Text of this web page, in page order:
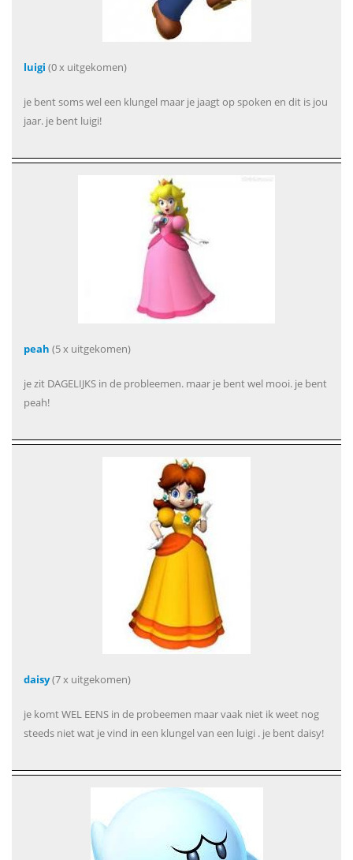
luigi (0 x uitgekomen)
je bent soms wel een klungel maar je jaagt op spoken en dit is jou
jaar. je bent luigi!
peah (5 x uitgekomen)
je zit DAGELIJKS in de probleemen. maar je bent wel mooi. je bent
peah!
daisy(7 x uitgekomen)
je komt WEL EENS in de probeemen maar vaak niet ik weet nog
steeds niet wat je vind in een klungel van een luigi . je bent daisy!